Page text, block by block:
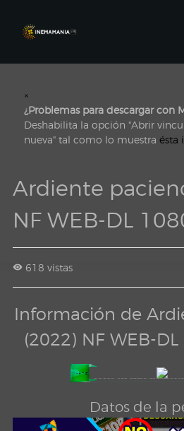
×
¿Problemas para descargar con
Deshabilita la opción "Abrir
nueva" tal como lo muestra ésta
Ardiente
NF WEB-DL
618 vistas
Información de
(2022) NF WEB-
Datos de la